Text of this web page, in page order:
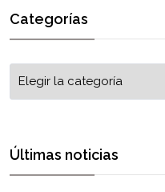
Categorías
Últimas noticias